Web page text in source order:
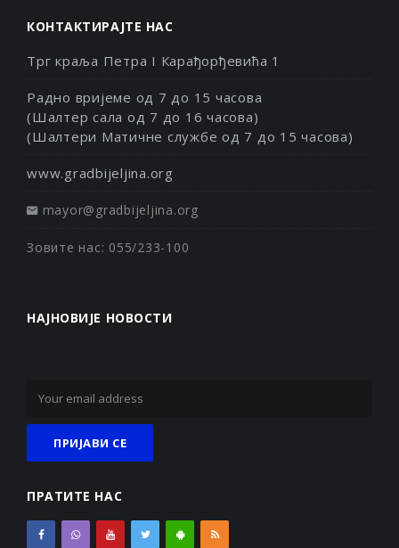
КОНТАКТИРАЈТЕ НАС
Трг краља Петра I Карађорђевића 1
Радно вријеме од 7 до 15 часова
(Шалтер сала од 7 до 16 часова)
(Шалтери Матичне службе од 7 до 15 часова)
www.gradbijeljina.org
mayor@gradbijeljina.org
Зовите нас: 055/233-100
НАЈНОВИЈЕ НОВОСТИ
ПРАТИТЕ НАС